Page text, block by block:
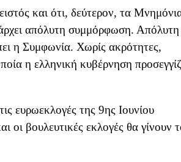
και ότι, δεύτερον, τα
απόλυτη συμμόρφωση. Απόλυτη
η Συμφωνία. Χωρίς ακρότητες,
η ελληνική κυβέρνηση
ευρωεκλογές της 9ης Ιουνίου
οι βουλευτικές εκλογές θα γίνουν